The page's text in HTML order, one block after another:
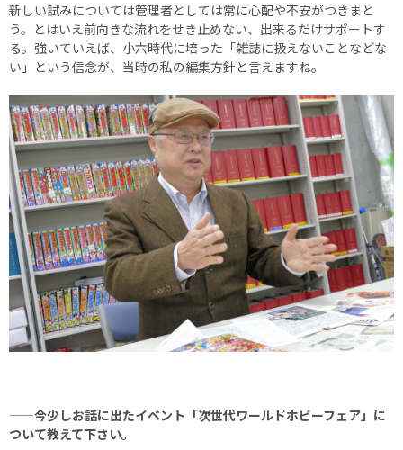
新しい試みについては管理者としては常に心配や不安がつきまと
う。とはいえ前向きな流れをせき止めない、出来るだけサポートす
る。強いていえば、小六時代に培った「雑誌に扱えないことなどな
い」という信念が、当時の私の編集方針と言えますね。
——今少しお話に出たイベント「次世代ワールドホビーフェア」に
ついて教えて下さい。